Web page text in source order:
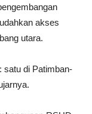
akses
utara.
satu di Patimban-